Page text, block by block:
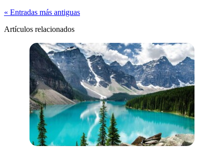
« Entradas más antiguas
Artículos relacionados